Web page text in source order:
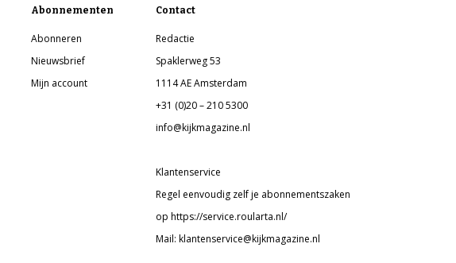
Abonnementen
Abonneren
Nieuwsbrief
Mijn account
Contact
Redactie
Spaklerweg 53
1114 AE Amsterdam
+31 (0)20 – 210 5300
info@kijkmagazine.nl
Klantenservice
Regel eenvoudig zelf je abonnementszaken
op https://service.roularta.nl/
Mail: klantenservice@kijkmagazine.nl